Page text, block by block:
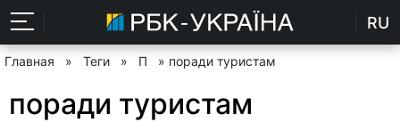
RU
Главная » Теги » П » поради туристам
поради туристам